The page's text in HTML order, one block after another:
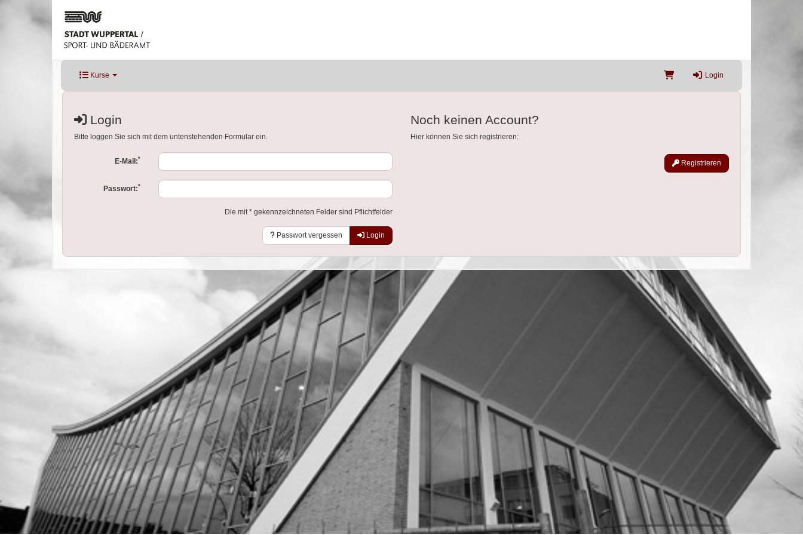
Kurse Login
Login
Bitte loggen Sie sich mit dem untenstehenden Formular ein.
E-Mail:*
Passwort:*
Die mit * gekennzeichneten Felder sind Pflichtfelder
Passwort vergessen Login
Noch keinen Account?
Hier können Sie sich registrieren:
Registrieren